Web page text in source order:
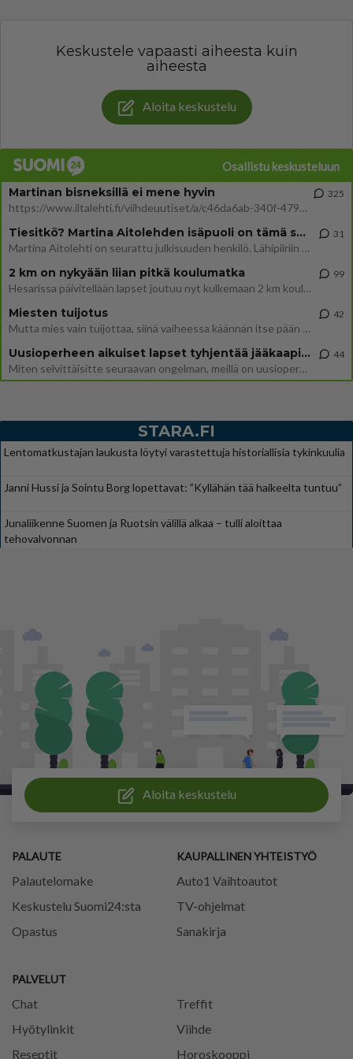
Keskustele vapaasti aiheesta kuin
aiheesta
Aloita keskustelu
Osallistu keskusteluun
Martinan bisneksillä ei mene hyvin
https://www.iltalehti.fi/viihdeuutiset/a/c46da6ab-340f-4790-aaa7-0865eed2336 Yrityksen konkurssihakemus on tullut kärä
325
Tiesitkö? Martina Aitolehden isäpuoli on tämä suosittu laulaja
Martina Aitolehti on seurattu julkisuuden henkilö. Lähipiiriin mahtuu muitakin tunnettuja henkilöitä. Tiesitkö, että Ma
31
2 km on nykyään liian pitkä koulumatka
Hesarissa päivitellään lapset joutuu nyt kulkemaan 2 km kouluun jösses. Ruostefillarilla tuo matka menee vaikka miten äk
99
Miesten tuijotus
Mutta mies vain tuijottaa, siinä vaiheessa käännän itse pään pois. Mikä juttu? Yleensä jos joku tuijottaa tai katsoo, hä
42
Uusioperheen aikuiset lapset tyhjentää jääkaapin käydessään
Miten selvittäisitte seuraavan ongelman, meillä on uusioperhe, minulla teini-ikäiset lapset ja puolisolla aikuiset, jotk
44
STARA.FI
Lentomatkustajan laukusta löytyi varastettuja historiallisia tykinkuulia
Janni Hussi ja Sointu Borg lopettavat: ”Kyllähän tää haikeelta tuntuu”
Junaliikenne Suomen ja Ruotsin välillä alkaa – tulli aloittaa
tehovalvonnan
Aloita keskustelu
PALAUTE
Palautelomake
Keskustelu Suomi24:sta
Opastus
PALVELUT
Chat
Treffit
Hyötylinkit
Viihde
Reseptit
Horoskooppi
KAUPALLINEN YHTEISTYÖ
Auto1 Vaihtoautot
TV-ohjelmat
Sanakirja